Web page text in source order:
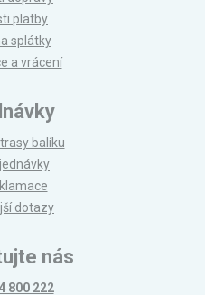
platby
splátky
a vrácení
balíku
dotazy
nás
800 222